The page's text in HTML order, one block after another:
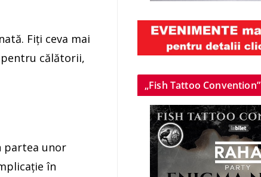
Fiţi ceva mai
călătorii,
partea unor
în
„Fish Tattoo Convention”